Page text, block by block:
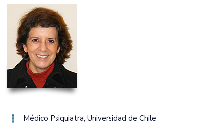
Médico Psiquiatra‚ Universidad de Chile